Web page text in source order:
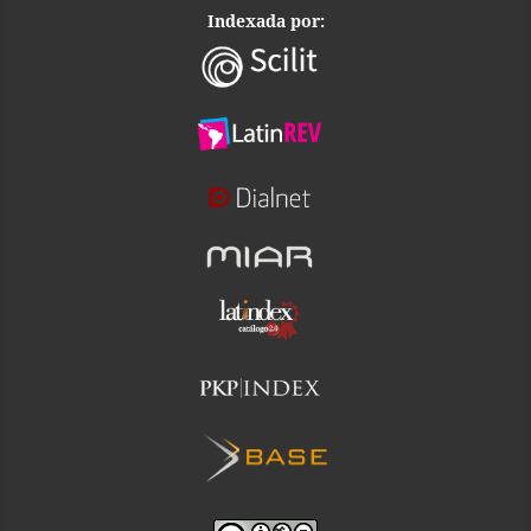
Indexada por: